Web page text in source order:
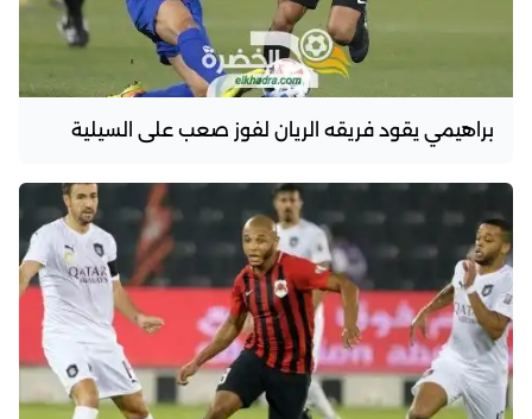
براهيمي يقود فريقه الريان لفوز صعب على السيلية